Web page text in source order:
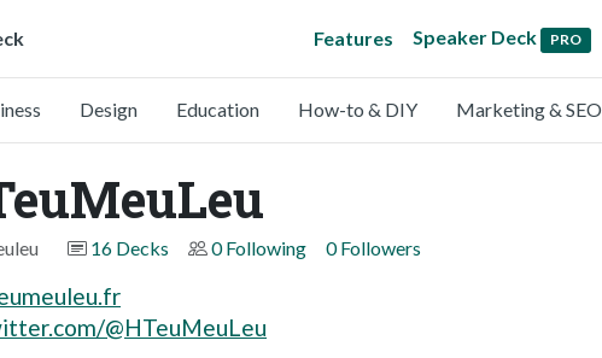
Features Speaker Deck PRO
Design Education How-to & DIY Marketing & SEO
16 Decks 0 Following 0 Followers
@HTeuMeuLeu